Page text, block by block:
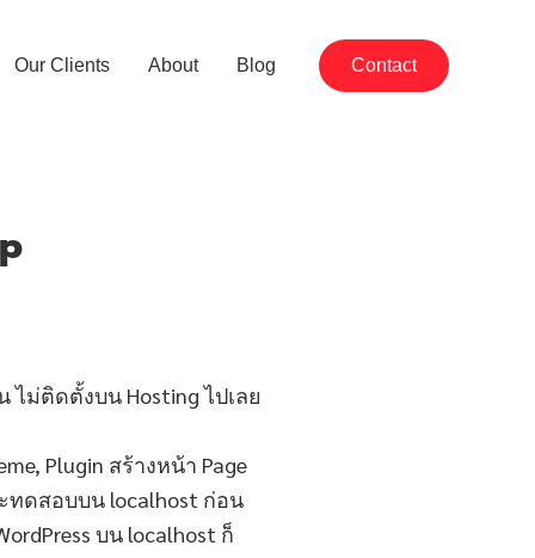
Our Clients About Blog Contact
ไม่ติดตั้งบน Hosting ไปเลย
Plugin สร้างหน้า Page
ทดสอบบน localhost ก่อน
บน localhost ก็